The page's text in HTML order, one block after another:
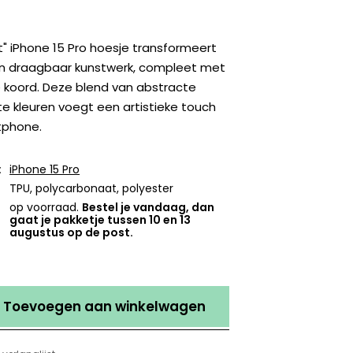
iPhone 15 Pro hoesje transformeert
draagbaar kunstwerk, compleet met
Deze blend van abstracte
kleuren voegt een artistieke touch
iPhone 15 Pro
TPU, polycarbonaat, polyester
op voorraad. Bestel je vandaag, dan
gaat je pakketje tussen 10 en 13
augustus op de post.
Toevoegen aan winkelwagen